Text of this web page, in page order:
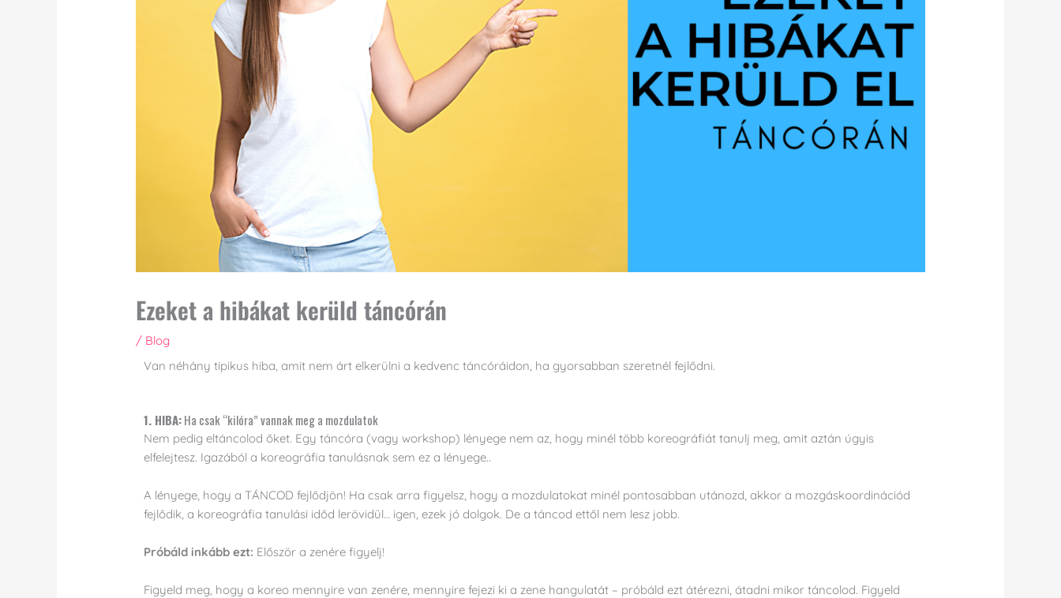
Ezeket a hibákat kerüld táncórán
/ Blog
Van néhány tipikus hiba, amit nem árt elkerülni a kedvenc táncóráidon, ha gyorsabban szeretnél fejlődni.
1. HIBA:Ha csak “kilóra” vannak meg a mozdulatok
Nem pedig eltáncolod őket. Egy táncóra (vagy workshop) lényege nem az, hogy minél több koreográfiát tanulj meg, amit aztán úgyis
elfelejtesz. Igazából a koreográfia tanulásnak sem ez a lényege..
A lényege, hogy a TÁNCOD fejlődjön! Ha csak arra figyelsz, hogy a mozdulatokat minél pontosabban utánozd, akkor a mozgáskoordinációd
fejlődik, a koreográfia tanulási időd lerövidül… igen, ezek jó dolgok. De a táncod ettől nem lesz jobb.
Próbáld inkább ezt: Először a zenére figyelj!
Figyeld meg, hogy a koreo mennyire van zenére, mennyire fejezi ki a zene hangulatát – próbáld ezt átérezni, átadni mikor táncolod. Figyeld